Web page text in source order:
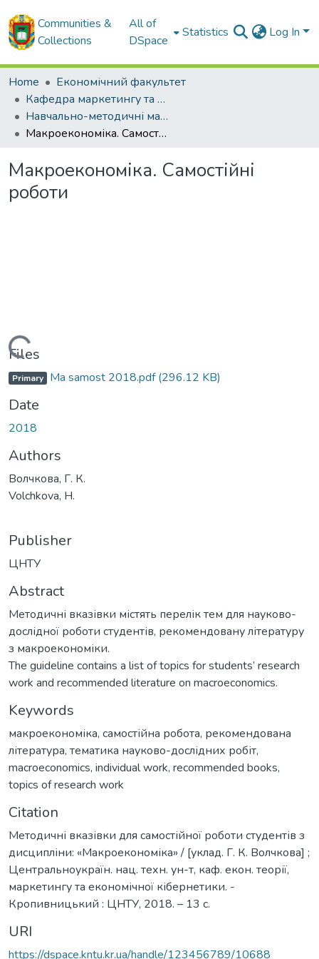
Communities &
Collections
All of
DSpace
Statistics Log In
Home
Економічний факультет
Кафедра маркетингу та економічної теорії
Навчально-методичні матеріали кафедри маркетингу та економічної теорії
Макроекономіка. Самостійні роботи
Макроекономіка. Самостійні
роботи
Loading...
Files
Primary Ma samost 2018.pdf(296.12 KB)
Date
2018
Authors
Волчкова, Г. К.
Volchkova, H.
Publisher
ЦНТУ
Abstract
Методичні вказівки містять перелік тем для науково-
дослідної роботи студентів, рекомендовану літературу
з макроекономіки.
The guideline contains a list of topics for students’ research
work and recommended literature on macroeconomics.
Keywords
макроекономіка, самостійна робота, рекомендована
література, тематика науково-дослідних робіт,
macroeconomics, individual work, recommended books,
topics of research work
Citation
Методичні вказівки для самостійної роботи студентів з
дисципліни: «Макроекономіка» / [уклад. Г. К. Волчкова] ;
Центральноукраїн. нац. техн. ун-т, каф. екон. теорії,
маркетингу та економічної кібернетики. -
Кропивницький : ЦНТУ, 2018. – 13 с.
URI
https://dspace.kntu.kr.ua/handle/123456789/10688